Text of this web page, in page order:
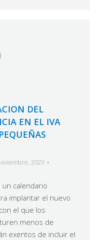
DEL
EN EL IVA
2023
un calendario
implantar el nuevo
el que los
menos de
exentos de incluir el